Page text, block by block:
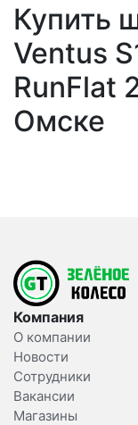
Купить
Ventus
RunFlat
Омске
Компания
О компании
Новости
Сотрудники
Вакансии
Магазины